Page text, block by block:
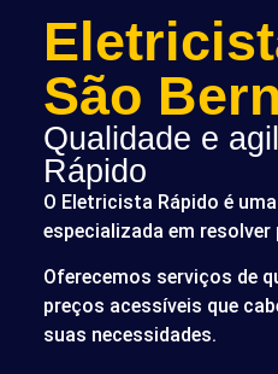
São
Qualidade e
Rápido
O Eletricista Rápido é
especializada em
Oferecemos serviços de
preços acessíveis que
suas necessidades.